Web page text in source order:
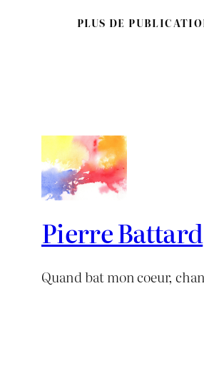
PLUS DE
Pierre Battard
Quand bat mon coeur,